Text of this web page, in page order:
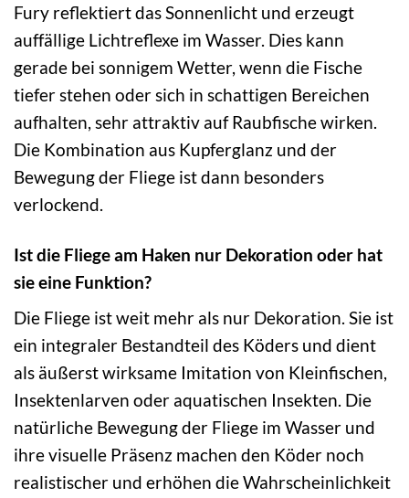
Fury reflektiert das Sonnenlicht und erzeugt
auffällige Lichtreflexe im Wasser. Dies kann
gerade bei sonnigem Wetter, wenn die Fische
tiefer stehen oder sich in schattigen Bereichen
aufhalten, sehr attraktiv auf Raubfische wirken.
Die Kombination aus Kupferglanz und der
Bewegung der Fliege ist dann besonders
verlockend.
Ist die Fliege am Haken nur Dekoration oder hat
sie eine Funktion?
Die Fliege ist weit mehr als nur Dekoration. Sie ist
ein integraler Bestandteil des Köders und dient
als äußerst wirksame Imitation von Kleinfischen,
Insektenlarven oder aquatischen Insekten. Die
natürliche Bewegung der Fliege im Wasser und
ihre visuelle Präsenz machen den Köder noch
realistischer und erhöhen die Wahrscheinlichkeit